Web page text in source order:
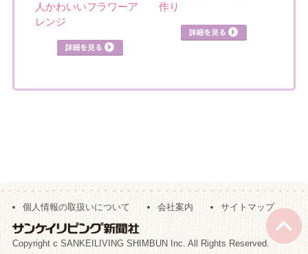
人かわいいフラワーア
レンジ
作り
個人情報の取扱いについて 会社案内 サイトマップ
Copyright c SANKEILIVING SHIMBUN Inc. All Rights Reserved.